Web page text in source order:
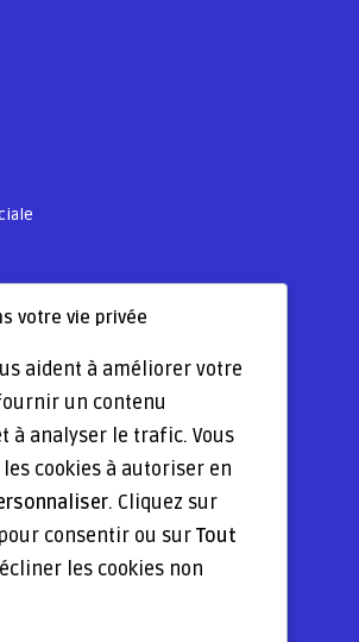
votre vie privée
aident à améliorer votre
un contenu
à analyser le trafic. Vous
cookies à autoriser en
. Cliquez sur
pour consentir ou sur Tout
les cookies non